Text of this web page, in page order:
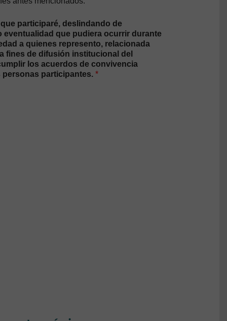
participaré, deslindando de
que pudiera ocurrir durante
a quienes represento, relacionada
fines de difusión institucional del
los acuerdos de convivencia
participantes. *